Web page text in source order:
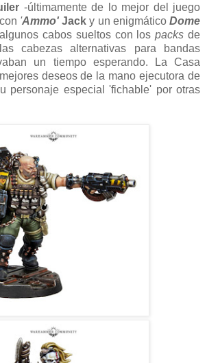
-últimamente de lo mejor del juego
'Ammo' Jack y un enigmáticoDome
cabos sueltos con lospacks de
cabezas alternativas para bandas
un tiempo esperando. La Casa
deseos de la mano ejecutora de
personaje especial 'fichable' por otras